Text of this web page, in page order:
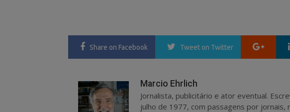
Share on Facebook Tweet on Twitter
Marcio Ehrlich
Jornalista, publicitário e ator eventual.
julho de 1977, com passagens por